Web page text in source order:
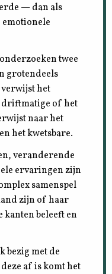
— dan als
twee
grotendeels
het
driftmatige of het
naar het
het kwetsbare.
veranderende
ervaringen zijn
samenspel
zijn of haar
beleeft en
bezig met de
af is komt het